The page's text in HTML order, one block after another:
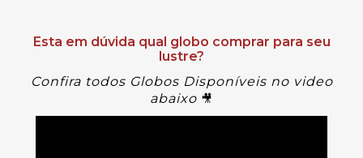
Esta em dúvida qual globo comprar para seu
lustre?
Confira todos Globos Disponíveis no video
abaixo 🎥